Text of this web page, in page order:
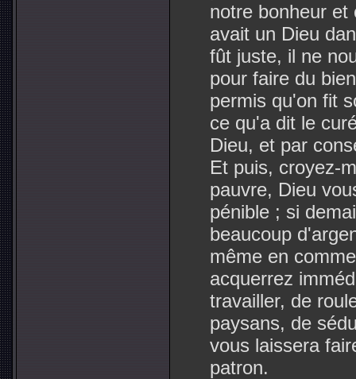
notre bonheur et
avait un Dieu
fût juste, il ne
pour faire du
permis qu'on fit
ce qu'a dit le
Dieu, et par
Et puis, croyez-
pauvre, Dieu
pénible ; si
beaucoup
même en
acquerrez
travailler, de
paysans, de
vous laissera
patron.